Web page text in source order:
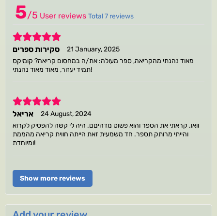
5/5 User reviews Total 7 reviews
5
סקירות ספרים
21 January, 2025
מאוד נהנתי מהקריאה, ספר מעולה: את/ה במחסום קריאה? קומיקס
תמיד יעזור, מאוד מאוד נהנתי!
5
אריאל
24 August, 2024
וואו. קראתי את הספר והוא פשוט מדהיםם. היה לי קשה להפסיק לקרוא
והייתי מרותק תספר. חד משמעית זאת הייתה חווית קריאה מהממת
ומיוחדת!
Show more reviews